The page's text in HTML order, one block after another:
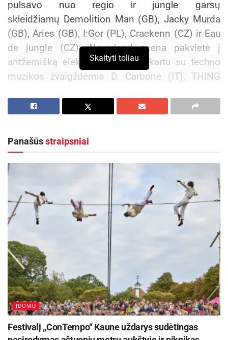
Sodelių kaimo bendruomenės pirmininkė Vaida
Sarapienė
pulsavo nuo regio ir jungle garsų
skleidžiamų Demolition Man (GB), Jacky Murda
(GB), Aries (GB), I:Gor (PL), Crackenn (CZ) ir Eau
de jungle (CZ). Neverland scena pakvietė į
antžemišką elektroninį pasaulį kartu su techno
muzikos žvaigždėmis D. Carbone (IT), THING
Skaityti toliau
Panašūsstraipsniai
ĮDOMU
Festivalį „ConTempo“ Kaune uždarys sudėtingas